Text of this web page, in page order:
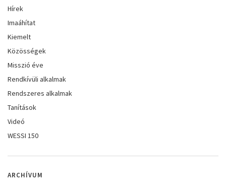
Hírek
Imaáhítat
Kiemelt
Közösségek
Misszió éve
Rendkívüli alkalmak
Rendszeres alkalmak
Tanítások
Videó
WESSI 150
ARCHÍVUM